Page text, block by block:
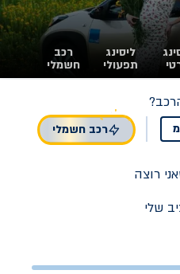
ליסינג
תפעולי
רכב
חשמלי
רכב חשמלי
רוצה
שלי